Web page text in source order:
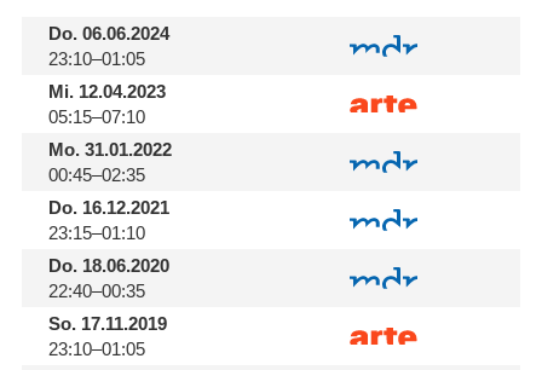
Do.06.06.2024
23:10–01:05
Mi.12.04.2023
05:15–07:10
Mo.31.01.2022
00:45–02:35
Do.16.12.2021
23:15–01:10
Do.18.06.2020
22:40–00:35
So.17.11.2019
23:10–01:05